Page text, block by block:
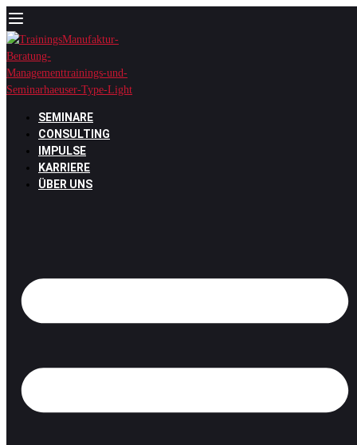
Zum
Inhalt
springen
SEMINARE
CONSULTING
IMPULSE
KARRIERE
ÜBER UNS